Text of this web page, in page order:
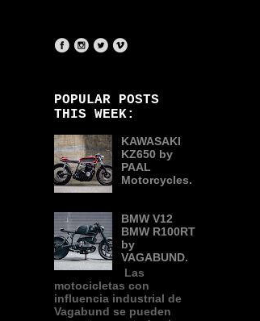
POPULAR POSTS
THIS WEEK:
KAWASAKI
KZ650 by
PAAL
Motorcycles.
BMW V12
BMW R100RT
by
VAGABUND.
Las
motocicletas con
influencia industrial de
Vagabund se pueden